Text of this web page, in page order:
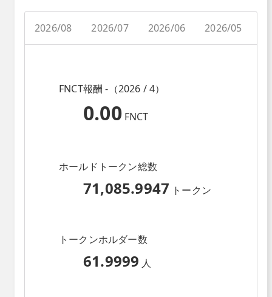
2026/08 2026/07 2026/06 2026/05
FNCT報酬 -（2026 / 4）
0.00 FNCT
ホールドトークン総数
71,085.9947 トークン
トークンホルダー数
61.9999 人